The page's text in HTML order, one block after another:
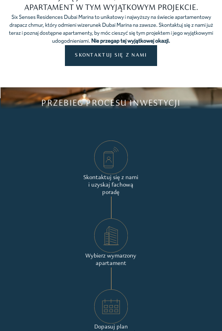
APARTAMENT W TYM WYJĄTKOWYM PROJEKCIE.
Six Senses Residences Dubai Marina to unikatowy i najwyższy na świecie apartamentowy
drapacz chmur, który odmieni wizerunek Dubai Marina na zawsze. Skontaktuj się z nami już
teraz i poznaj dostępne apartamenty, by móc cieszyć się tym projektem i jego wyjątkowymi
udogodnieniami.Nie przegap tej wyjątkowej okazji.
SKONTAKTUJ SIĘ Z NAMI
PRZEBIEG PROCESU INWESTYCJI
Skontaktuj się z nami
i uzyskaj fachową
poradę
Wybierz wymarzony
apartament
Dopasuj plan